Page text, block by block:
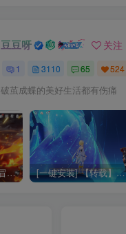
豆豆呀 关注
1 3110 65 524
破茧成蝶的美好生活都有伤痛
【一键安装】热门冒险策略类游戏崩坏：星穹铁道全新2.3版本一键端+一键代理+一键启动+免虚拟机 [一键安装] 【转载】原神3.4真端服务端+源码+配套客户端+详尽说明+GM工具+源码说明文件